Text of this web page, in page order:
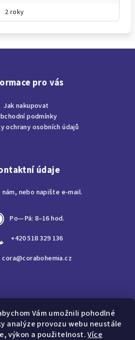
Vám umožnili pohodlné
analýze provozu webu neustále
výkon a použitelnost.Více
2 roky
pro vás
Jak nakupovat
podmínky
ochrany osobních údajů
údaje
nebo napište e-mail.
Po—Pá: 8–16 hod.
+420 518 329 136
cora@corabohemia.cz
Hledat